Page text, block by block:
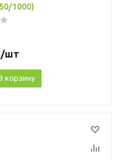
1000)
/шт
корзину